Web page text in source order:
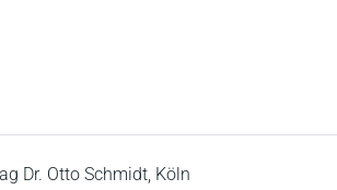
Dr. Otto Schmidt, Köln